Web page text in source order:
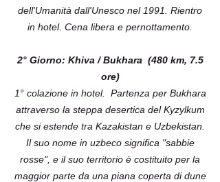
dell'Umanità dall'Unesco nel 1991. Rientro
in hotel. Cena libera e pernottamento.
2° Giorno: Khiva / Bukhara (480 km, 7.5
ore)
1° colazione in hotel. Partenza per Bukhara
attraverso la steppa desertica del Kyzylkum
che si estende tra Kazakistan e Uzbekistan.
Il suo nome in uzbeco significa "sabbie
rosse", e il suo territorio è costituito per la
maggior parte da una piana coperta di dune